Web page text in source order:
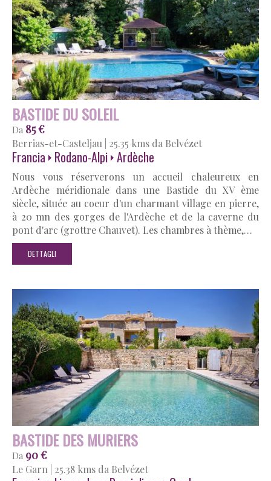
BASTIDE DU SOLEIL
Da 85 €
Berrias-et-Casteljau 25.35 kms da Belvézet
Francia Rodano-Alpi Ardèche
Nous vous réserverons un accueil chaleureux en
Ardèche méridionale dans une Bastide du XV ème
siècle, située au coeur d'un charmant village en pierre,
à 20 mn des gorges de l'Ardèche et de la caverne du
pont d'arc (grottre Chauvet). Les chambres à thème,…
DETTAGLI
BASTIDE DES MURIERS
Da 90 €
Le Garn 25.38 kms da Belvézet